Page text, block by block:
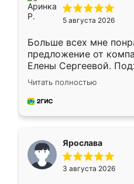
5 августа 2026
Больше всех мне
предложение от
Елены Сергеевой.
короткие сроки
для замера сотрудник
предложил по моему
Читать полностью
Ярослава
3 августа 2026